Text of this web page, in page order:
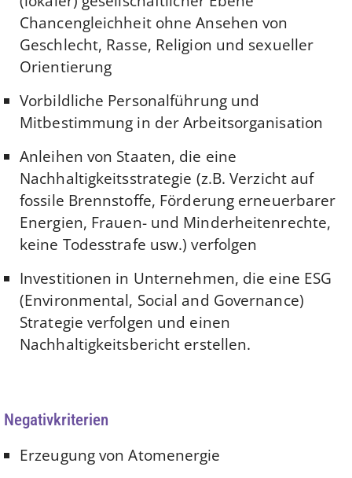
Chancengleichheit ohne Ansehen von
Geschlecht, Rasse, Religion und sexueller
Orientierung
Vorbildliche Personalführung und
Mitbestimmung in der Arbeitsorganisation
Anleihen von Staaten, die eine
Nachhaltigkeitsstrategie (z.B. Verzicht auf
fossile Brennstoffe, Förderung erneuerbarer
Energien, Frauen- und Minderheitenrechte,
keine Todesstrafe usw.) verfolgen
Investitionen in Unternehmen, die eine ESG
(Environmental, Social and Governance)
Strategie verfolgen und einen
Nachhaltigkeitsbericht erstellen.
Negativkriterien
Erzeugung von Atomenergie